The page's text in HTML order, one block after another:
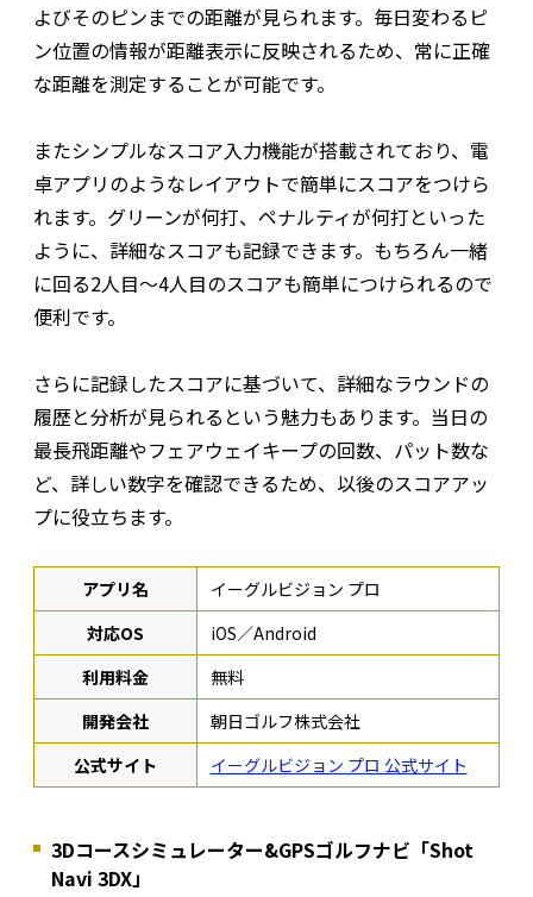
よびそのピンまでの距離が見られます。毎日変わるピ
ン位置の情報が距離表示に反映されるため、常に正確
な距離を測定することが可能です。
またシンプルなスコア入力機能が搭載されており、電
卓アプリのようなレイアウトで簡単にスコアをつけら
れます。グリーンが何打、ペナルティが何打といった
ように、詳細なスコアも記録できます。もちろん一緒
に回る2人目〜4人目のスコアも簡単につけられるので
便利です。
さらに記録したスコアに基づいて、詳細なラウンドの
履歴と分析が見られるという魅力もあります。当日の
最長飛距離やフェアウェイキープの回数、パット数な
ど、詳しい数字を確認できるため、以後のスコアアッ
プに役立ちます。
アプリ名
イーグルビジョン プロ
対応OS
iOS／Android
利用料金
無料
開発会社
朝日ゴルフ株式会社
公式サイト
イーグルビジョン プロ 公式サイト
3Dコースシミュレーター&GPSゴルフナビ「Shot
Navi 3DX」